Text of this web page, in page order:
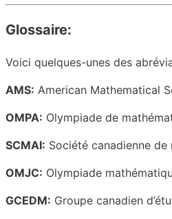
Glossaire:
Voici quelques-unes des
AMS: American Mathematical
OMPA: Olympiade de
SCMAI: Société canadienne
OMJC: Olympiade
GCEDM: Groupe canadien